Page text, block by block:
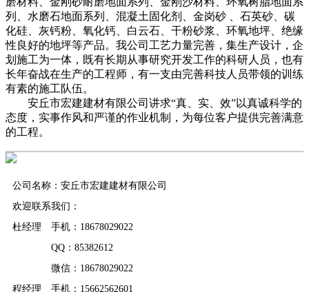
列、水磨石地面系列、混凝土固化剂、金岗砂 、石英砂、碳
化硅、灰钙粉、氧化钙、白云石、干粉砂浆、环氧地坪、绝缘
性良好的地坪等产品。我公司工艺力量完善，集生产设计，企
划施工为一体，既有长期从事研究开发工作的科研人员，也有
长年奋战在生产的工程师，有一支由完善科技人员带领的训练
有素的施工队伍。
安丘市宏建建材有限公司讲求“真、实、效”以真诚科学的
态度，实事作风和严谨的作业机制，为每位客户提供完善满意
的工程。
公司名称：安丘市宏建建材有限公司
欢迎联系我们：
杜经理 手机：18678029022
QQ：85382612
微信：18678029022
程经理 手机：15662562601